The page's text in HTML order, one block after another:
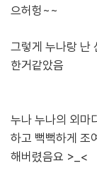
으허헝~~
그렇게 누나랑 난
한거같았음
누나 누나의 외마
하고 뻑뻑하게 조
해버렸음요 >_<